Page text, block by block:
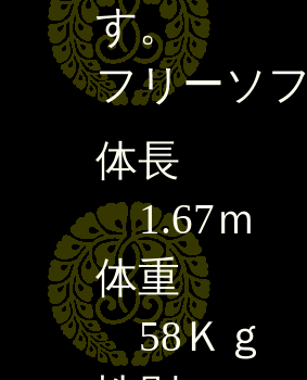
す。
フリーソ
体長
1.67ｍ
体重
58Ｋｇ